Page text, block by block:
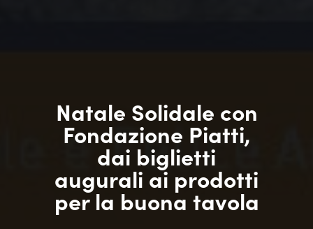
Natale Solidale con
Fondazione Piatti,
dai biglietti
augurali ai prodotti
per la buona tavola